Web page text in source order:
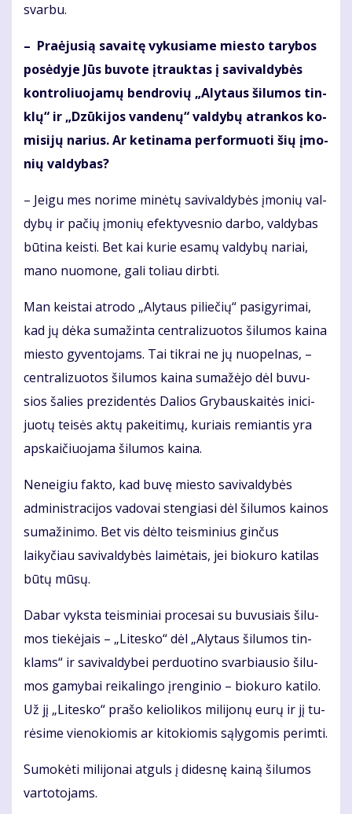
svarbu.
– Pra­ėju­sią sa­vai­tę vy­ku­sia­me mies­to ta­ry­bos
po­sė­dy­je Jūs bu­vo­te įtrauk­tas į sa­vi­val­dy­bės
kon­tro­liuo­ja­mų ben­dro­vių „Aly­taus ši­lu­mos tin­
klų“ ir „Dzū­ki­jos van­de­nų“ val­dy­bų at­ran­kos ko­
mi­si­jų na­rius. Ar ke­ti­na­ma per­for­muo­ti šių įmo­
nių val­dy­bas?
– Jei­gu mes no­ri­me mi­nė­tų sa­vi­val­dy­bės įmo­nių val­
dy­bų ir pačių įmonių efek­ty­ves­nio dar­bo, val­dybas
būtina keis­ti. Bet kai kurie esamų valdybų nariai,
mano nuomone, gali toliau dirbti.
Man keis­tai at­ro­do „Aly­taus pi­lie­čių“ pa­si­gy­ri­mai,
kad jų dė­ka su­ma­žin­ta cen­tra­li­zuo­tos ši­lu­mos kai­na
mies­to gy­ven­to­jams. Tai tik­rai ne jų nuo­pel­nas, –
cen­tra­li­zuo­tos ši­lu­mos kai­na su­ma­žė­jo dėl bu­vu­
sios ša­lies pre­zi­den­tės Da­lios Gry­baus­kai­tės ini­ci­
juo­tų tei­sės ak­tų pa­kei­ti­mų, ku­riais re­mian­tis yra
ap­skai­čiuo­ja­ma ši­lu­mos kai­na.
Neneigiu fakto, kad buvę miesto savivaldybės
administracijos vadovai stengiasi dėl šilumos kainos
sumažinimo. Bet vis dėlto teisminius ginčus
laikyčiau savi­valdybės laimėtais, jei biokuro katilas
būtų mūsų.
Da­bar vyks­ta teis­mi­niai pro­ce­sai su bu­vu­siais ši­lu­
mos tie­kė­jais – „Li­tes­ko“ dėl „Aly­taus ši­lu­mos tin­
klams“ ir sa­vi­val­dy­bei per­duo­ti­no svar­biau­sio ši­lu­
mos ga­my­bai rei­ka­lin­go įren­gi­nio – bio­ku­ro ka­ti­lo.
Už jį „Li­tes­ko“ pra­šo ke­lio­li­kos mi­li­jo­nų eu­rų ir jį tu­
rė­si­me vie­no­kio­mis ar ki­to­kio­mis są­ly­go­mis per­im­ti.
Su­mo­kė­ti mi­li­jo­nai at­guls į di­des­nę kai­ną ši­lu­mos
var­to­to­jams.